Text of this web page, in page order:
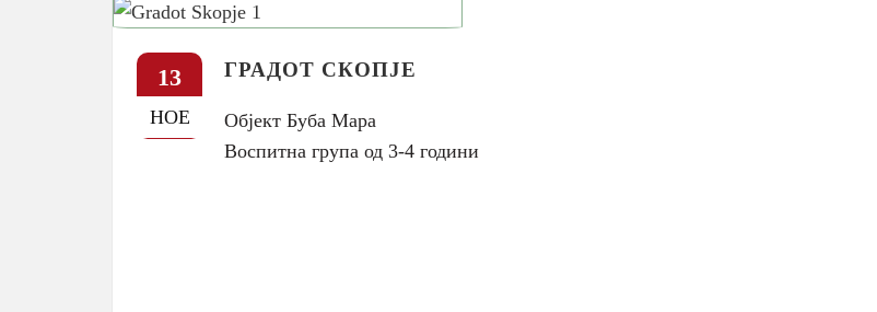
13
НОЕ
ГРАДОТ СКОПЈЕ
Објект Буба Мара
Воспитна група од 3-4 години